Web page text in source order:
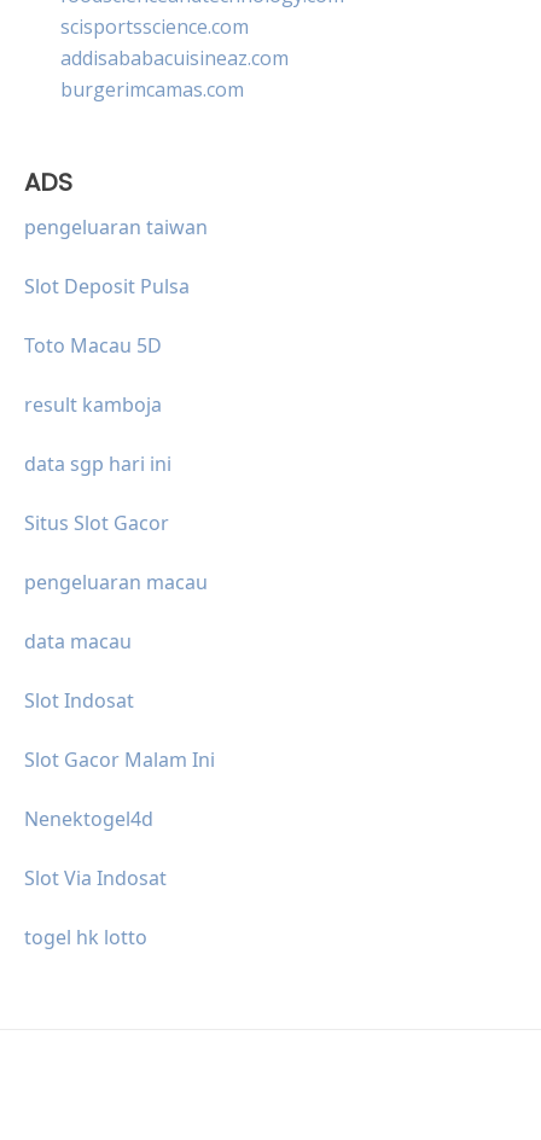
scisportsscience.com
addisababacuisineaz.com
burgerimcamas.com
ADS
pengeluaran taiwan
Slot Deposit Pulsa
Toto Macau 5D
result kamboja
data sgp hari ini
Situs Slot Gacor
pengeluaran macau
data macau
Slot Indosat
Slot Gacor Malam Ini
Nenektogel4d
Slot Via Indosat
togel hk lotto